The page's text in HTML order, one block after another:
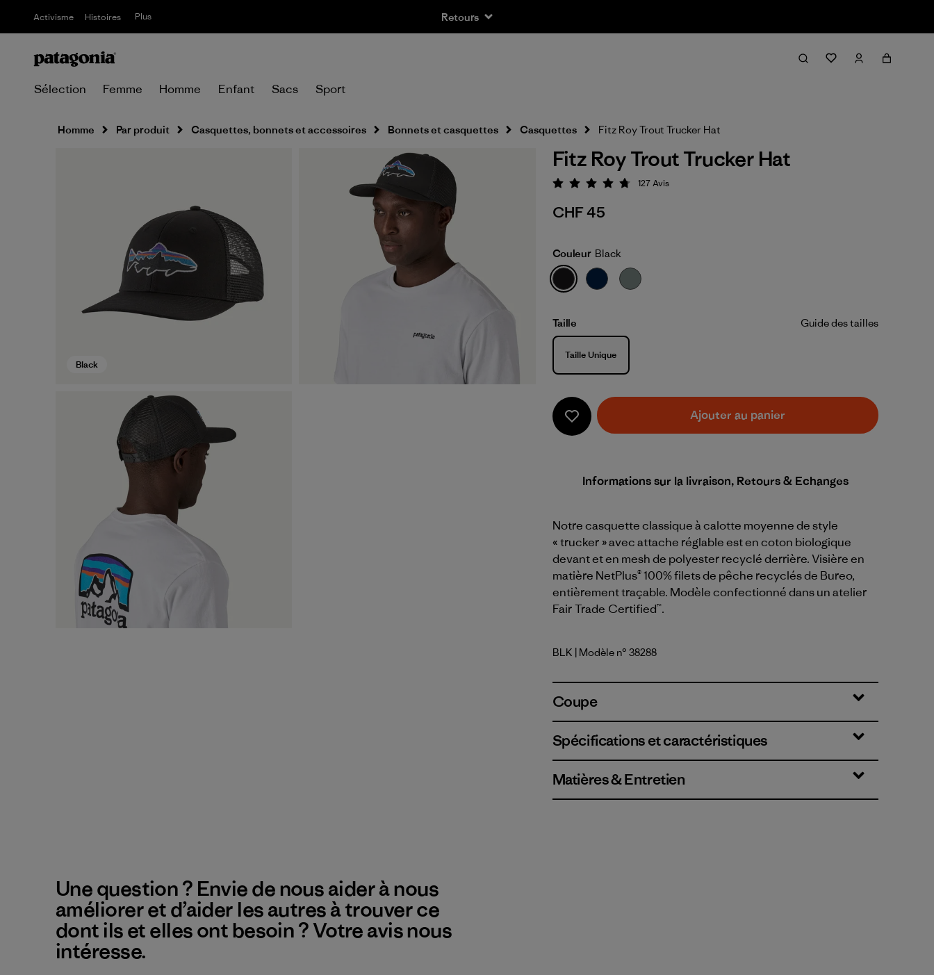
Activisme Histoires Plus Retours
Sélection Femme Homme Enfant Sacs Sport
Homme Par produit Casquettes, bonnets et accessoires Bonnets et casquettes Casquettes Fitz Roy Trout Trucker Hat
Black
Fitz Roy Trout Trucker Hat
Évaluation: 4.8 / 5
127Avis
CHF 45
Couleur Black
Taille Guide des tailles
Taille
Taille Unique
Ajouter au panier
Informations sur la livraison, Retours & Echanges
Notre casquette classique à calotte moyenne de style
« trucker » avec attache réglable est en coton biologique
devant et en mesh de polyester recyclé derrière. Visière en
matière NetPlus® 100% filets de pêche recyclés de Bureo,
entièrement traçable. Modèle confectionné dans un atelier
Fair Trade Certified™.
Black
BLK | Modèle n° 38288
Coupe
Spécifications et caractéristiques
Matières & Entretien
Une question ? Envie de nous aider à nous
améliorer et d’aider les autres à trouver ce
dont ils et elles ont besoin ? Votre avis nous
intéresse.